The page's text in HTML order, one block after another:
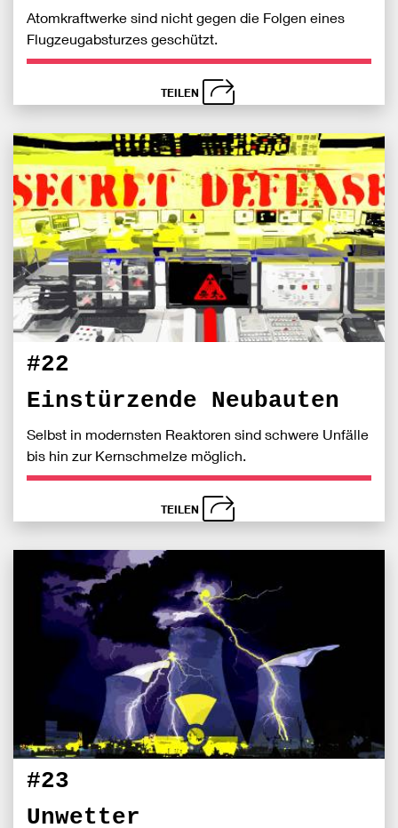
Atomkraftwerke sind nicht gegen die Folgen eines
Flugzeugabsturzes geschützt.
TEILEN
schließen
Bei
#22
Einstürzende Neubauten
Selbst in modernsten Reaktoren sind schwere Unfälle
bis hin zur Kernschmelze möglich.
TEILEN
schließen
#23
Unwetter